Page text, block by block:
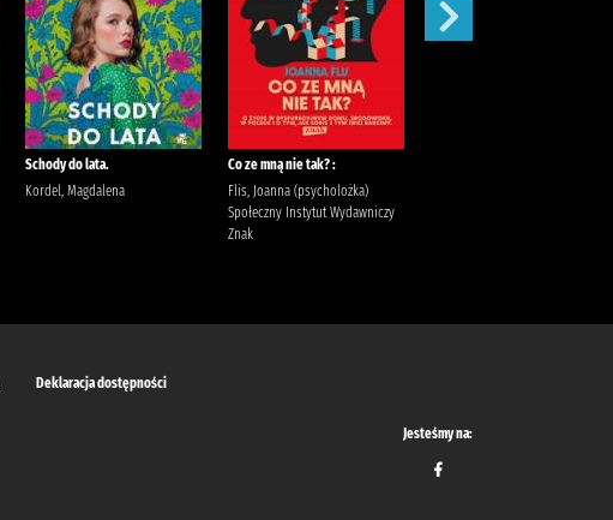
Schody do lata.
Kordel, Magdalena
Co ze mną nie tak? :
Flis, Joanna (psycholożka)
Społeczny Instytut Wydawniczy
Znak
Deklaracja dostępności
Jesteśmy na: